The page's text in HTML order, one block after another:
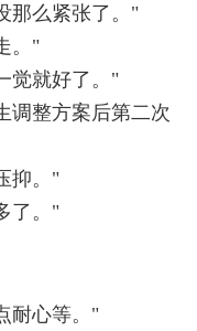
那么紧张了。"
。"
觉就好了。"
调整方案后第二次
抑。"
了。"
耐心等。"